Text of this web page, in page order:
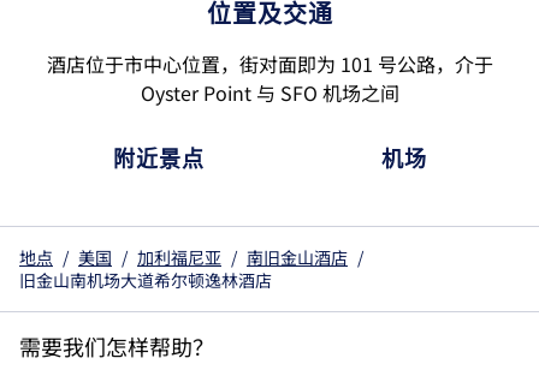
位置及交通
酒店位于市中心位置，街对面即为 101 号公路，介于
Oyster Point 与 SFO 机场之间
附近景点 机场
地点 / 美国 / 加利福尼亚 / 南旧金山酒店 /
旧金山南机场大道希尔顿逸林酒店
需要我们怎样帮助？